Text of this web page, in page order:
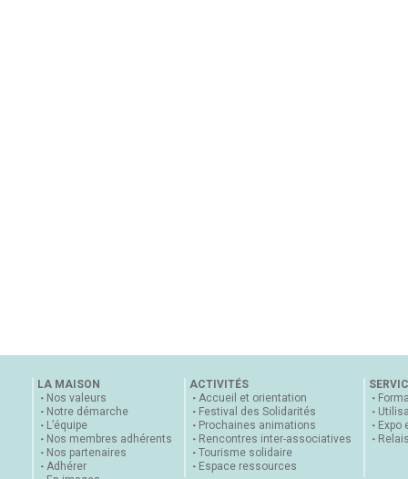
LA MAISON
Nos valeurs
Notre démarche
L’équipe
Nos membres adhérents
Nos partenaires
Adhérer
ACTIVITÉS
Accueil et orientation
Festival des Solidarités
Prochaines animations
Rencontres inter-associatives
Tourisme solidaire
Espace ressources
Expo